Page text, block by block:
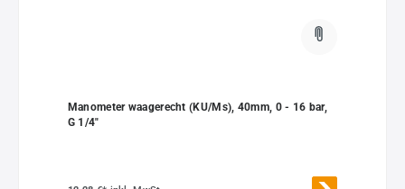
Manometer waagerecht (KU/Ms), 40mm, 0 - 16 bar,
G 1/4"